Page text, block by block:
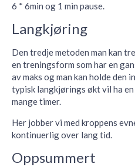
6 * 6min og 1 min pause.
Langkjøring
Den tredje metoden man kan
en treningsform som har en
av maks og man kan holde den
typisk langkjørings økt vil ha
mange timer.
Her jobber vi med kroppens
kontinuerlig over lang tid.
Oppsummert